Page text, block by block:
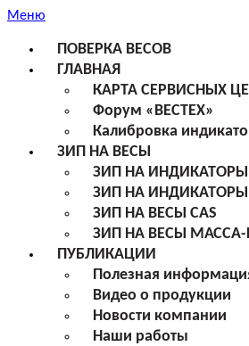
Меню
ПОВЕРКА ВЕСОВ
ГЛАВНАЯ
КАРТА СЕРВИСНЫХ
Форум «ВЕСТЕХ»
Калибровка
ЗИП НА ВЕСЫ
ЗИП НА ИНДИКАТОРЫ
ЗИП НА
ЗИП НА ВЕСЫ CAS
ЗИП НА ВЕСЫ МАССА-
ПУБЛИКАЦИИ
Полезная
Видео о продукции
Новости компании
Наши работы